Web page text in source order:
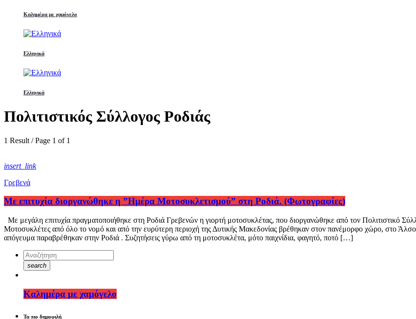
Καλημέρα με χαμόγελο
Ελληνικά
Ελληνικά
Πολιτιστικός Σύλλογος Ροδιάς
1 Result / Page 1 of 1
insert_link
Γρεβενά
Με επιτυχία διοργανώθηκε η ”Hμέρα Μοτοσυκλετισμού” στη Ροδιά. (Φωτογραφίες)
Με μεγάλη επιτυχία πραγματοποιήθηκε στη Ροδιά Γρεβενών η γιορτή μοτοσυκλέτας, που διοργανώθηκε από τον
Μοτοσυκλέτες από όλο το νομό και από την ευρύτερη περιοχή της Δυτικής Μακεδονίας βρέθηκαν στον πανέμορφο χώρο, στο
απόγευμα παραβρέθηκαν στην Ροδιά . Συζητήσεις γύρω από τη μοτοσυκλέτα, μότο παιχνίδια, φαγητό, ποτό […]
search
Καλημέρα με χαμόγελο
Τα πιο δημοφιλή